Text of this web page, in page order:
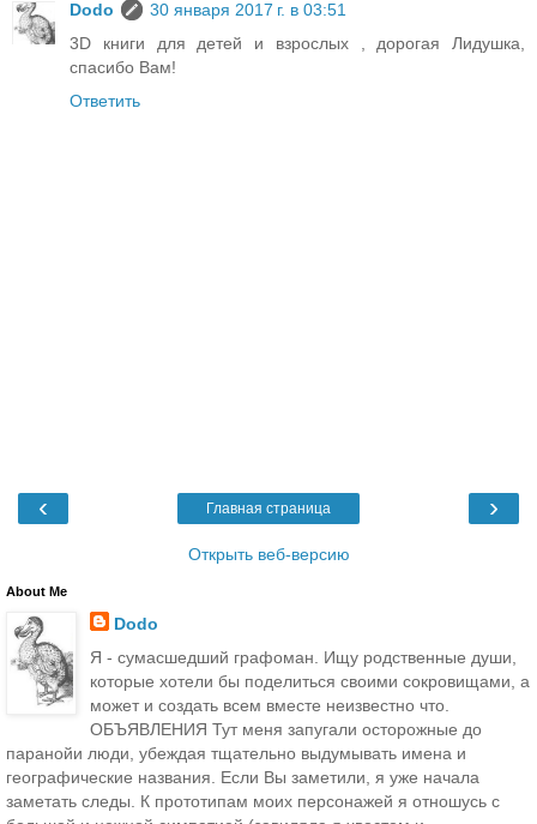
Dodo
30 января 2017 г. в 03:51
3D книги для детей и взрослых , дорогая Лидушка,
спасибо Вам!
Ответить
‹ ›
Главная страница
Открыть веб-версию
About Me
Dodo
Я - сумасшедший графоман. Ищу родственные души,
которые хотели бы поделиться своими сокровищами, а
может и создать всем вместе неизвестно что.
ОБЪЯВЛЕНИЯ Тут меня запугали осторожные до
паранойи люди, убеждая тщательно выдумывать имена и
географические названия. Если Вы заметили, я уже начала
заметать следы. К прототипам моих персонажей я отношусь с